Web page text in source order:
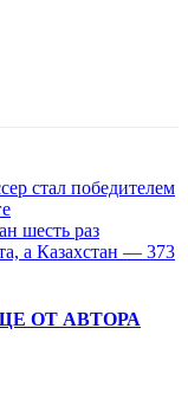
стал победителем
шесть раз
а Казахстан — 373
ОТ АВТОРА